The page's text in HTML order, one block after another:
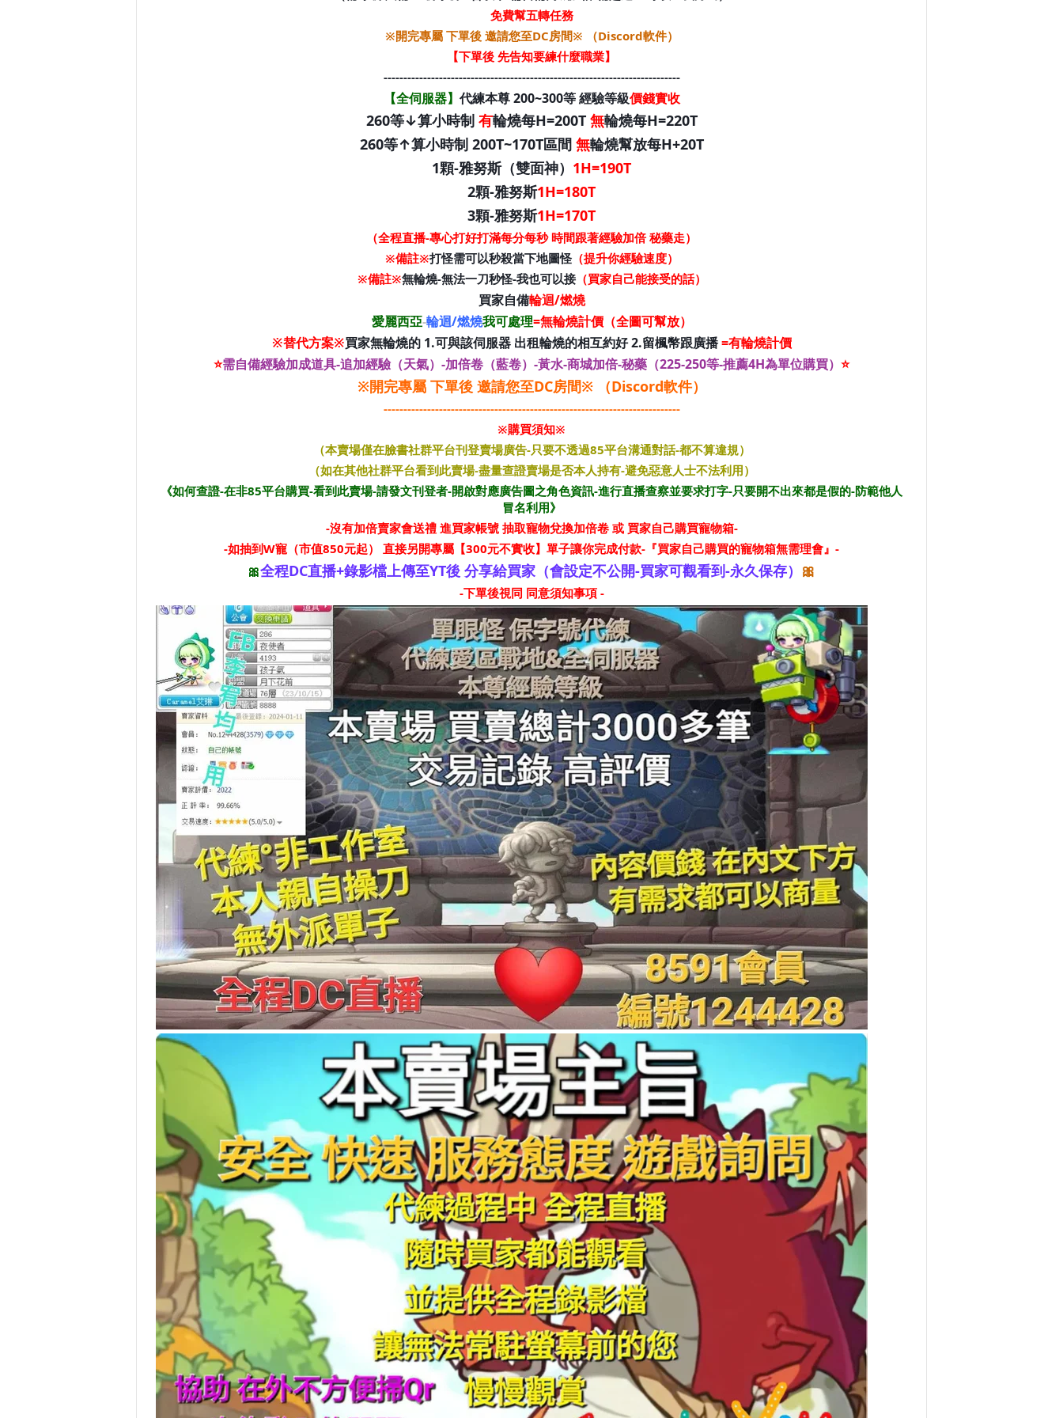
免費幫五轉任務
※開完專屬 下單後 邀請您至DC房間※ （Discord軟件）
【下單後 先告知要練什麼職業】
---------------------------------------------------------------------------
【全伺服器】 代練本尊 200~300等 經驗等級價錢實收
260等↓算小時制 有輪燒每H=200T 無輪燒每H=220T
260等↑算小時制 200T~170T區間 無輪燒幫放每H+20T
1顆-雅努斯（雙面神） 1H=190T
2顆-雅努斯1H=180T
3顆-雅努斯1H=170T
（全程直播-專心打好打滿每分每秒 時間跟著經驗加倍 秘藥走）
※備註※打怪需可以秒殺當下地圖怪（提升你經驗速度）
※備註※無輪燒-無法一刀秒怪-我也可以接（買家自己能接受的話）
買家自備輪迴/燃燒
愛麗西亞-輪迴/燃燒我可處理=無輪燒計價（全圖可幫放）
※替代方案※買家無輪燒的 1.可與該伺服器 出租輪燒的相互約好 2.留楓幣跟廣播=有輪燒計價
⭐需自備經驗加成道具-追加經驗（天氣）-加倍卷（藍卷）-黃水-商城加倍-秘藥（225-250等-推薦4H為單位購買） ⭐
※開完專屬 下單後 邀請您至DC房間※ （Discord軟件）
---------------------------------------------------------------------------
※購買須知※
（本賣場僅在臉書社群平台刊登賣場廣告-只要不透過85平台溝通對話-都不算違規）
（如在其他社群平台看到此賣場-盡量查證賣場是否本人持有-避免惡意人士不法利用）
《如何查證-在非85平台購買-看到此賣場-請發文刊登者-開啟對應廣告圖之角色資訊-進行直播查察並要求打字-只要開不出來都是假的-防範他人
冒名利用》
-沒有加倍賣家會送禮 進買家帳號 抽取寵物兌換加倍卷 或 買家自己購買寵物箱-
-如抽到W寵（市值850元起） 直接另開專屬【300元不實收】單子讓你完成付款-『買家自己購買的寵物箱無需理會』-
🎀全程DC直播+錄影檔上傳至YT後 分享給買家（會設定不公開-買家可觀看到-永久保存） 🎀
-下單後視同 同意須知事項 -